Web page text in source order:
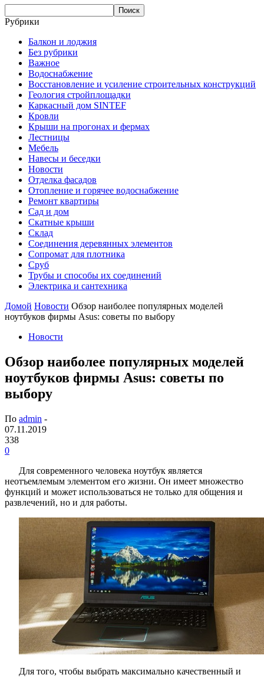
Рубрики
Балкон и лоджия
Без рубрики
Важное
Водоснабжение
Восстановление и усиление строительных конструкций
Геология стройплощадки
Каркасный дом SINTEF
Кровли
Крыши на прогонах и фермах
Лестницы
Мебель
Навесы и беседки
Новости
Отделка фасадов
Отопление и горячее водоснабжение
Ремонт квартиры
Сад и дом
Скатные крыши
Склад
Соединения деревянных элементов
Сопромат для плотника
Сруб
Трубы и способы их соединений
Электрика и сантехника
Домой Новости Обзор наиболее популярных моделей
ноутбуков фирмы Asus: советы по выбору
Новости
Обзор наиболее популярных моделей
ноутбуков фирмы Asus: советы по
выбору
По admin -
07.11.2019
338
0
Для современного человека ноутбук является
неотъемлемым элементом его жизни. Он имеет множество
функций и может использоваться не только для общения и
развлечений, но и для работы.
Для того, чтобы выбрать максимально качественный и